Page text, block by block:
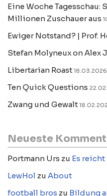
Eine Woche Tagesschau:
Millionen Zuschauer aus
Ewiger Notstand? | Prof.
Stefan Molyneux on Alex
Libertarian Roast 18.03.2026
Ten Quick Questions
Zwang und Gewalt
Neueste
Portmann Urs zu Es reicht
LewHol zu About
football bros zu Bildung